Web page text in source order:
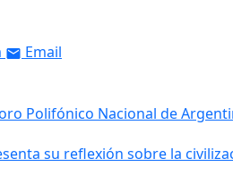
Email
Polifónico Nacional de
su reflexión sobre la